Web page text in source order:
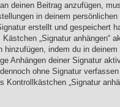
deinen Beitrag anzufügen,
in deinem persönlichen
erstellt und gespeichert
„Signatur anhängen“
hinzufügen, indem du in
Anhängen deiner Signatur
ohne Signatur
Kontrollkästchen „Signatur